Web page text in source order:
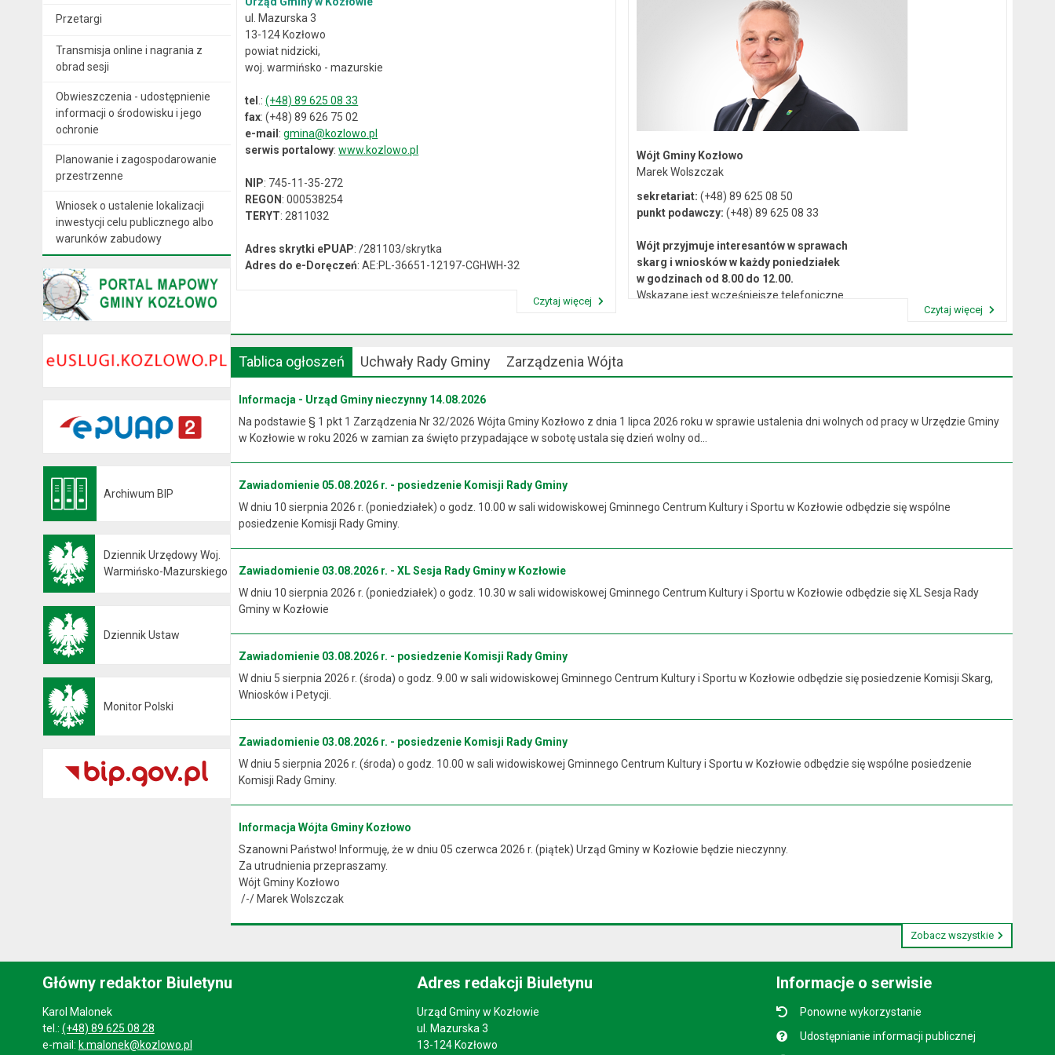
Przetargi
Transmisja online i nagrania z
obrad sesji
Obwieszczenia - udostępnienie
informacji o środowisku i jego
ochronie
Planowanie i zagospodarowanie
przestrzenne
Wniosek o ustalenie lokalizacji
inwestycji celu publicznego albo
warunków zabudowy
Archiwum BIP
Dziennik Urzędowy Woj.
Warmińsko-Mazurskiego
Dziennik Ustaw
Monitor Polski
ul. Mazurska 3
13-124 Kozłowo
powiat nidzicki,
woj. warmińsko - mazurskie
tel .:(+48) 89 625 08 33
fax: (+48) 89 626 75 02
e-mail :gmina@kozlowo.pl
serwis portalowy:www.kozlowo.pl
NIP: 745-11-35-272
REGON : 000538254
TERYT: 2811032
Adres skrytki ePUAP: /281103/skrytka
Adres do e-Doręczeń: AE:PL-36651-12197-CGHWH-32
Czytaj więcej
Wójt Gminy Kozłowo
Marek Wolszczak
sekretariat: (+48) 89 625 08 50
punkt podawczy: (+48) 89 625 08 33
Wójt przyjmuje interesantów w sprawach
skarg i wniosków w każdy poniedziałek
w godzinach od 8.00 do 12.00.
Wskazane jest wcześniejsze telefoniczne
Czytaj więcej
Tablica ogłoszeń Uchwały Rady Gminy Zarządzenia Wójta
Informacja - Urząd Gminy nieczynny 14.08.2026
Na podstawie § 1 pkt 1 Zarządzenia Nr 32/2026 Wójta Gminy Kozłowo z dnia 1 lipca 2026 roku w sprawie ustalenia dni wolnych od pracy w Urzędzie Gminy
w Kozłowie w roku 2026 w zamian za święto przypadające w sobotę ustala się dzień wolny od...
Zawiadomienie 05.08.2026 r. - posiedzenie Komisji Rady Gminy
W dniu 10 sierpnia 2026 r. (poniedziałek) o godz. 10.00 w sali widowiskowej Gminnego Centrum Kultury i Sportu w Kozłowie odbędzie się wspólne
posiedzenie Komisji Rady Gminy.
Zawiadomienie 03.08.2026 r. - XL Sesja Rady Gminy w Kozłowie
W dniu 10 sierpnia 2026 r. (poniedziałek) o godz. 10.30 w sali widowiskowej Gminnego Centrum Kultury i Sportu w Kozłowie odbędzie się XL Sesja Rady
Gminy w Kozłowie
Zawiadomienie 03.08.2026 r. - posiedzenie Komisji Rady Gminy
W dniu 5 sierpnia 2026 r. (środa) o godz. 9.00 w sali widowiskowej Gminnego Centrum Kultury i Sportu w Kozłowie odbędzie się posiedzenie Komisji Skarg,
Wniosków i Petycji.
Zawiadomienie 03.08.2026 r. - posiedzenie Komisji Rady Gminy
W dniu 5 sierpnia 2026 r. (środa) o godz. 10.00 w sali widowiskowej Gminnego Centrum Kultury i Sportu w Kozłowie odbędzie się wspólne posiedzenie
Komisji Rady Gminy.
Informacja Wójta Gminy Kozłowo
Szanowni Państwo! Informuję, że w dniu 05 czerwca 2026 r. (piątek) Urząd Gminy w Kozłowie będzie nieczynny.
Za utrudnienia przepraszamy.
Wójt Gminy Kozłowo
/-/ Marek Wolszczak
Zobacz wszystkie
Główny redaktor Biuletynu
Karol Malonek
tel.: (+48) 89 625 08 28
e-mail: k.malonek@kozlowo.pl
Adres redakcji Biuletynu
Urząd Gminy w Kozłowie
ul. Mazurska 3
13-124 Kozłowo
Informacje o serwisie
Ponowne wykorzystanie
Udostępnianie informacji publicznej